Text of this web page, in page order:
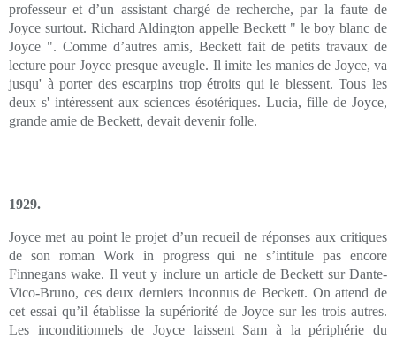
professeur et d’un assistant chargé de recherche, par la faute de
Joyce surtout. Richard Aldington appelle Beckett " le boy blanc de
Joyce ". Comme d’autres amis, Beckett fait de petits travaux de
lecture pour Joyce presque aveugle. Il imite les manies de Joyce, va
jusqu' à porter des escarpins trop étroits qui le blessent. Tous les
deux s' intéressent aux sciences ésotériques. Lucia, fille de Joyce,
grande amie de Beckett, devait devenir folle.
1929.
Joyce met au point le projet d’un recueil de réponses aux critiques
de son roman Work in progress qui ne s’intitule pas encore
Finnegans wake. Il veut y inclure un article de Beckett sur Dante-
Vico-Bruno, ces deux derniers inconnus de Beckett. On attend de
cet essai qu’il établisse la supériorité de Joyce sur les trois autres.
Les inconditionnels de Joyce laissent Sam à la périphérie du